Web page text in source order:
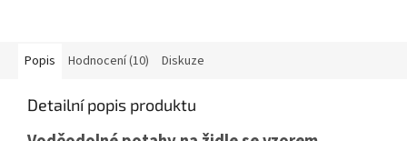
Popis Hodnocení (10) Diskuze
Detailní popis produktu